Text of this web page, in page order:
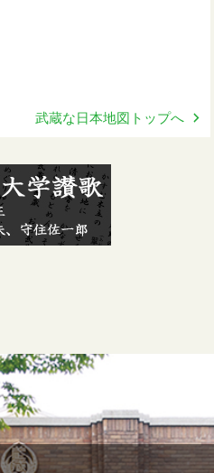
武蔵な日本地図トップへ